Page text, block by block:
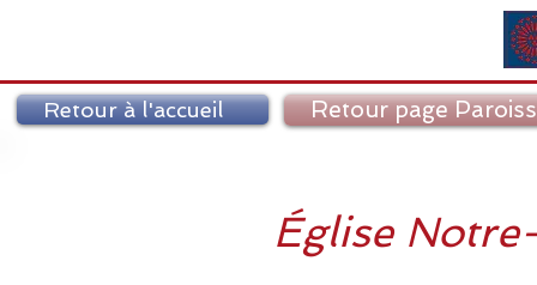
Retour à l'accueil Retour page
Église